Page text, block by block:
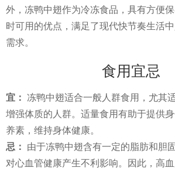
外，冻鸭中翅作为冷冻食品，具有方便
时可用的优点，满足了现代快节奏生活
需求。
食用宜忌
宜：
冻鸭中翅适合一般人群食用，尤其
增强体质的人群。适量食用有助于提供
养素，维持身体健康。
忌：
由于冻鸭中翅含有一定的脂肪和胆
对心血管健康产生不利影响。因此，高